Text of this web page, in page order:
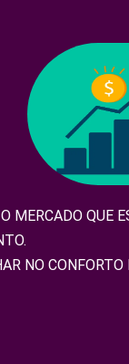
MERCADO QUE
NO CONFORTO